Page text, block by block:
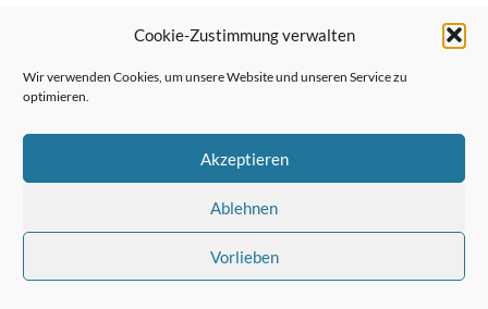
Cookie-Zustimmung verwalten
Wir verwenden Cookies, um unsere Website und unseren Service zu
optimieren.
Akzeptieren
Ablehnen
Vorlieben
Nächster Beitrag →